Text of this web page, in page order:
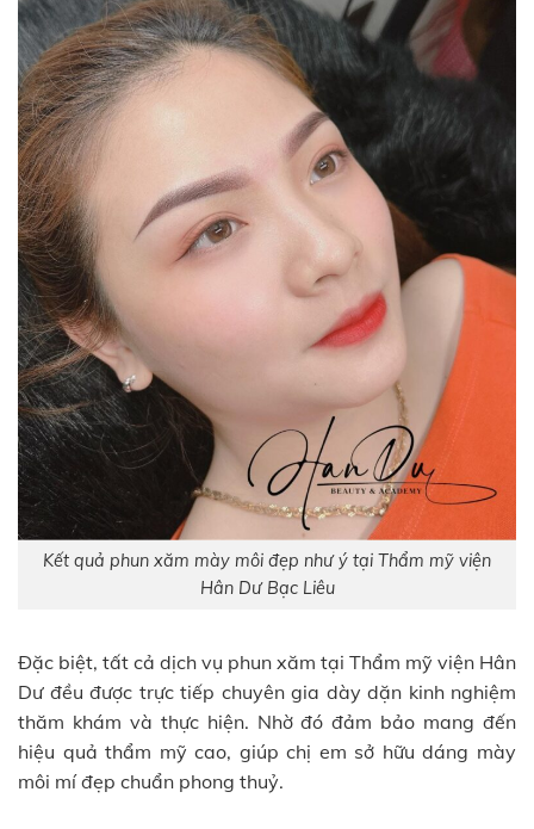
Kết quả phun xăm mày môi đẹp như ý tại Thẩm mỹ viện
Hân Dư Bạc Liêu
Đặc biệt, tất cả dịch vụ phun xăm tại Thẩm mỹ viện Hân
Dư đều được trực tiếp chuyên gia dày dặn kinh nghiệm
thăm khám và thực hiện. Nhờ đó đảm bảo mang đến
hiệu quả thẩm mỹ cao, giúp chị em sở hữu dáng mày
môi mí đẹp chuẩn phong thuỷ.